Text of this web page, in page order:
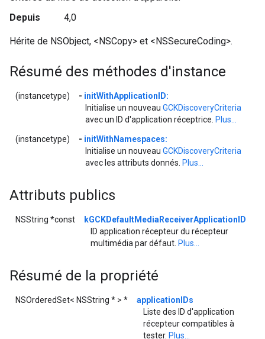
Depuis
4,0
Hérite de NSObject, <NSCopy> et <NSSecureCoding>.
Résumé des méthodes d'instance
(instancetype) - initWithApplicationID:
Initialise un nouveau GCKDiscoveryCriteria
avec un ID d'application réceptrice. Plus...
(instancetype) - initWithNamespaces:
Initialise un nouveau GCKDiscoveryCriteria
avec les attributs donnés. Plus...
Attributs publics
NSString *const
kGCKDefaultMediaReceiverApplicationID
ID application récepteur du récepteur
multimédia par défaut. Plus...
Résumé de la propriété
NSOrderedSet< NSString * > *
applicationIDs
Liste des ID d'application
récepteur compatibles à
tester. Plus...